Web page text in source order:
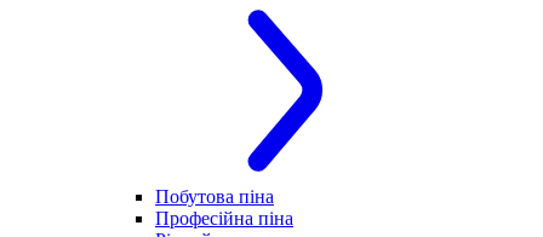
Побутова піна
Професійна піна